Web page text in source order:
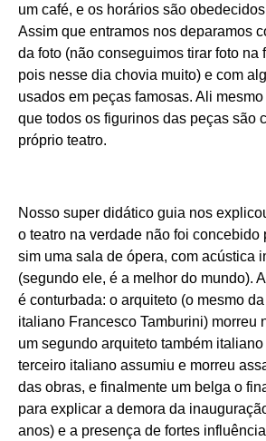
um café, e os horários são
Assim que entramos nos deparamos
da foto (não conseguimos tirar foto na
pois nesse dia chovia muito) e com
usados em peças famosas. Ali
que todos os figurinos das peças são
próprio teatro.
Nosso super didático guia nos
o teatro na verdade não foi concebido
sim uma sala de ópera, com acústica
(segundo ele, é a melhor do mundo).
é conturbada: o arquiteto (o mesmo
italiano Francesco Tamburini) morreu
um segundo arquiteto também
terceiro italiano assumiu e morreu
das obras, e finalmente um belga o
para explicar a demora da
anos) e a presença de fortes